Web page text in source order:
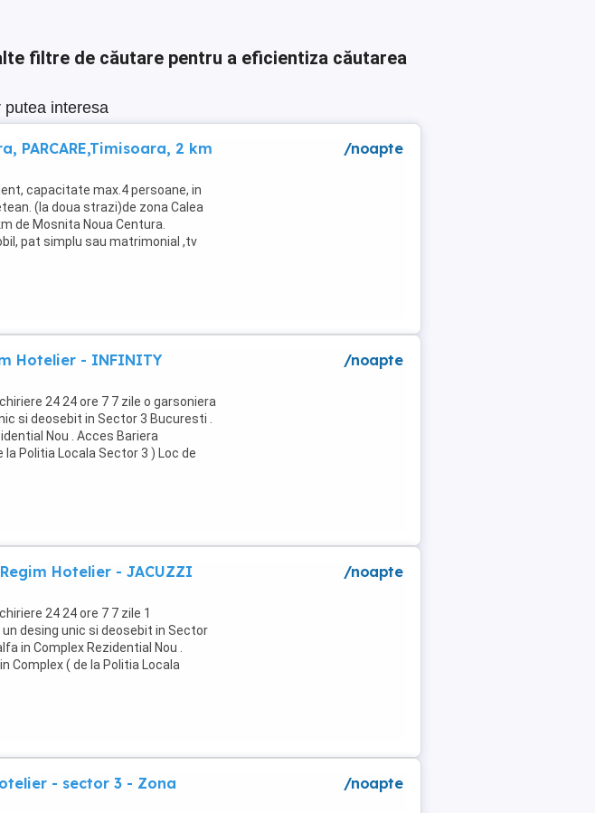
filtre de căutare pentru a eficientiza căutarea
putea interesa
PARCARE,Timisoara, 2 km
capacitate max.4 persoane, in
(la doua strazi)de zona Calea
de Mosnita Noua Centura.
pat simplu sau matrimonial ,tv
/noapte
Hotelier - INFINITY
24 24 ore 7 7 zile o garsoniera
si deosebit in Sector 3 Bucuresti .
Nou . Acces Bariera
la Politia Locala Sector 3 ) Loc de
/noapte
Hotelier - JACUZZI
24 24 ore 7 7 zile 1
un desing unic si deosebit in Sector
in Complex Rezidential Nou .
Complex ( de la Politia Locala
complex ...
/noapte
- sector 3 - Zona
/noapte